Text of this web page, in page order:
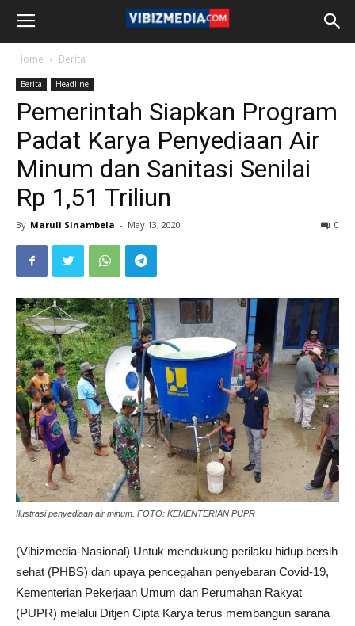
Home Berita
Berita Headline
Pemerintah Siapkan Program
Padat Karya Penyediaan Air
Minum dan Sanitasi Senilai
Rp 1,51 Triliun
By Maruli Sinambela - May 13, 2020 0
Ilustrasi penyediaan air minum. FOTO: KEMENTERIAN PUPR
(Vibizmedia-Nasional) Untuk mendukung perilaku hidup bersih
sehat (PHBS) dan upaya pencegahan penyebaran Covid-19,
Kementerian Pekerjaan Umum dan Perumahan Rakyat
(PUPR) melalui Ditjen Cipta Karya terus membangun sarana